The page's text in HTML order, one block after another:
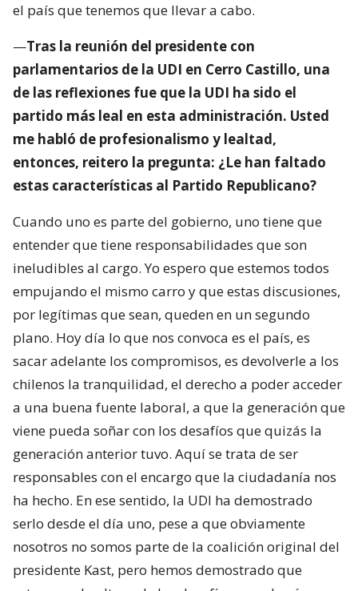
el país que tenemos que llevar a cabo.
—Tras la reunión del presidente con
parlamentarios de la UDI en Cerro Castillo, una
de las reflexiones fue que la UDI ha sido el
partido más leal en esta administración. Usted
me habló de profesionalismo y lealtad,
entonces, reitero la pregunta: ¿Le han faltado
estas características al Partido Republicano?
Cuando uno es parte del gobierno, uno tiene que
entender que tiene responsabilidades que son
ineludibles al cargo. Yo espero que estemos todos
empujando el mismo carro y que estas discusiones,
por legítimas que sean, queden en un segundo
plano. Hoy día lo que nos convoca es el país, es
sacar adelante los compromisos, es devolverle a los
chilenos la tranquilidad, el derecho a poder acceder
a una buena fuente laboral, a que la generación que
viene pueda soñar con los desafíos que quizás la
generación anterior tuvo. Aquí se trata de ser
responsables con el encargo que la ciudadanía nos
ha hecho. En ese sentido, la UDI ha demostrado
serlo desde el día uno, pese a que obviamente
nosotros no somos parte de la coalición original del
presidente Kast, pero hemos demostrado que